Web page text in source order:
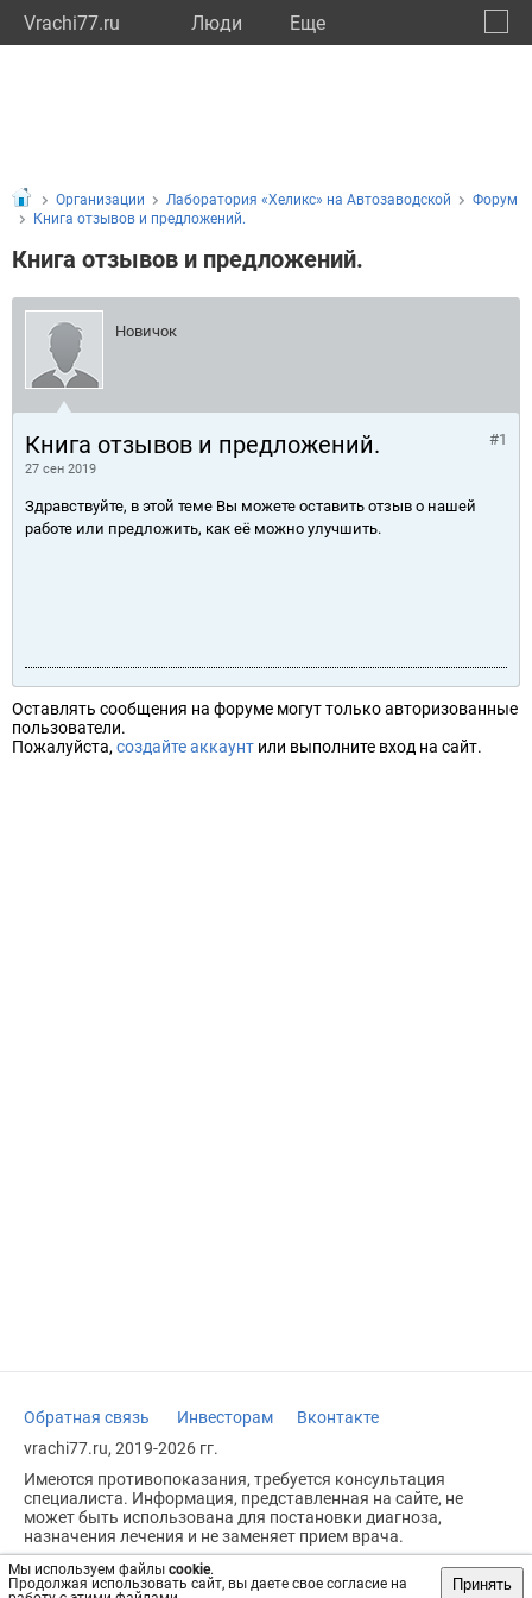
Vrachi77.ru Люди Eще
Мы используем файлы cookie.
Продолжая использовать сайт, вы даете свое согласие на
Принять
Организации Лаборатория «Хеликс» на Автозаводской
Форум
Книга отзывов и предложений.
Книга отзывов и предложений.
Новичок
Книга отзывов и предложений.
27 сен 2019
#1
Здравствуйте, в этой теме Вы можете оставить отзыв о нашей
работе или предложить, как её можно улучшить.
Оставлять сообщения на форуме могут только авторизованные
пользователи.
Пожалуйста, создайте аккаунт или выполните вход на сайт.
Обратная связь Инвесторам
Вконтакте
vrachi77.ru, 2019-2026 гг.
Имеются противопоказания, требуется консультация
специалиста. Информация, представленная на сайте, не
может быть использована для постановки диагноза,
назначения лечения и не заменяет прием врача.
Возрастное ограничение: 18+